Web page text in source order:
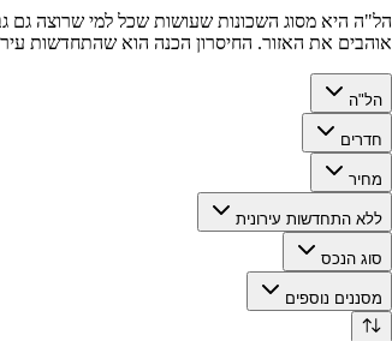
הל"ה היא מסוג השכונות שעושות שכל למי שרוצה גם
אוהבים את האזור. החיסרון הכנה הוא שהתחדשות
הל"ה
חדרים
מחיר
ללא התחדשות עירונית
סוג הנכס
מסננים נוספים